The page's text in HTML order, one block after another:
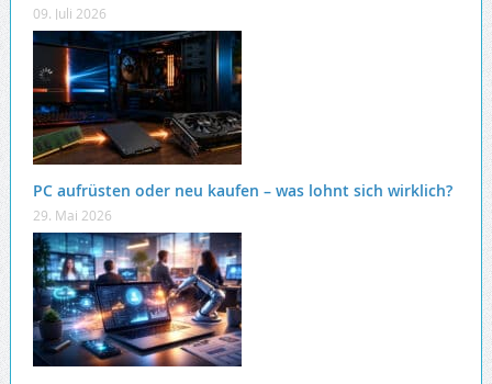
09. Juli 2026
PC aufrüsten oder neu kaufen – was lohnt sich wirklich?
29. Mai 2026